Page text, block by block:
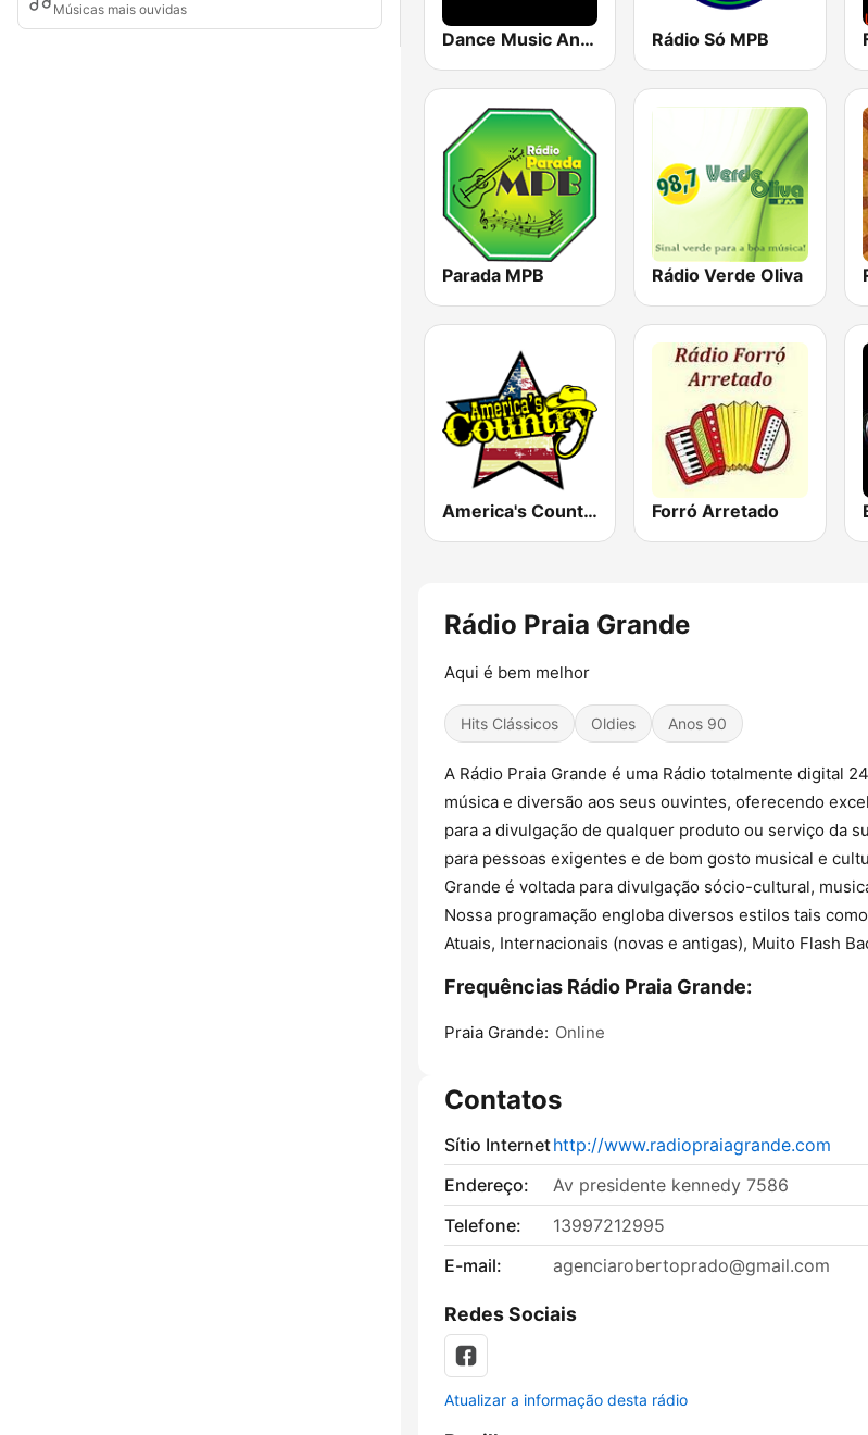
Músicas mais ouvidas
Dance Music Anos 2000 Rádio Só MPB
Parada MPB Rádio Verde Oliva
America's Country Forró Arretado
Rádio Praia Grande
Aqui é bem melhor
Hits Clássicos Oldies Anos 90
A Rádio Praia Grande é uma Rádio totalmente digital
música e diversão aos seus ouvintes, oferecendo
para a divulgação de qualquer produto ou serviço da
para pessoas exigentes e de bom gosto musical e
Grande é voltada para divulgação sócio-cultural,
Nossa programação engloba diversos estilos tais
Atuais, Internacionais (novas e antigas), Muito Flash
Frequências Rádio Praia Grande:
Praia Grande: Online
Contatos
Sítio Internethttp://www.radiopraiagrande.com
Endereço:
Av presidente kennedy 7586
Telefone:
13997212995
E-mail:
agenciarobertoprado@gmail.com
Redes Sociais
Atualizar a informação desta rádio